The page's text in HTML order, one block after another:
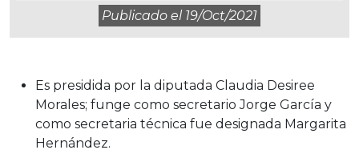
Publicado el 19/oct/2021
Es presidida por la diputada Claudia Desiree
Morales; funge como secretario Jorge García y
como secretaria técnica fue designada Margarita
Hernández.